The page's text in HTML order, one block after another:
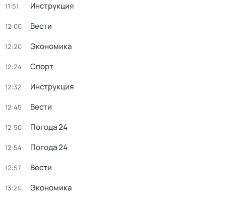
11:51 Инструкция
12:00 Вести
12:20 Экономика
12:24 Спорт
12:32 Инструкция
12:45 Вести
12:50 Погода 24
12:54 Погода 24
12:57 Вести
13:24 Экономика